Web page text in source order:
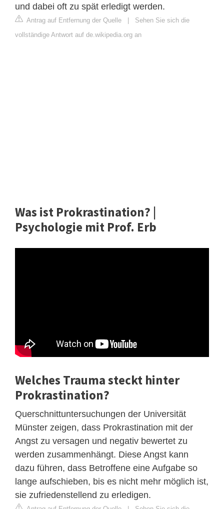
und dabei oft zu spät erledigt werden.
Antrag auf Entfernung der Quelle
Sehen Sie sich die
vollständige Antwort auf de.wikipedia.org an
Was ist Prokrastination? |
Psychologie mit Prof. Erb
Welches Trauma steckt hinter
Prokrastination?
Querschnittuntersuchungen der Universität
Münster zeigen, dass Prokrastination mit der
Angst zu versagen und negativ bewertet zu
werden zusammenhängt. Diese Angst kann
dazu führen, dass Betroffene eine Aufgabe so
lange aufschieben, bis es nicht mehr möglich ist,
sie zufriedenstellend zu erledigen.